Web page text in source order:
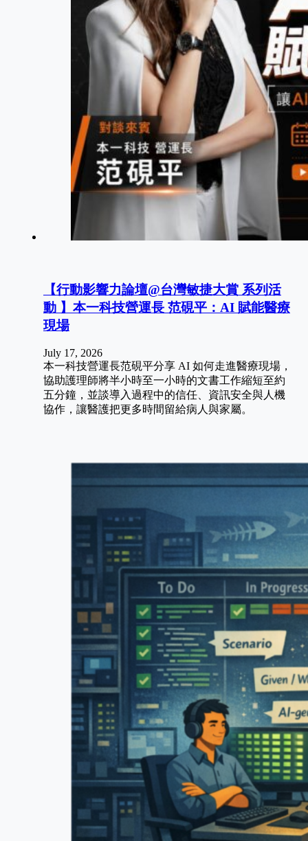
【行動影響力論壇@台灣敏捷大賞 系列活
動 】本一科技營運長 范硯平：AI 賦能醫療
現場
July 17, 2026
本一科技營運長范硯平分享 AI 如何走進醫療現場，
協助護理師將半小時至一小時的文書工作縮短至約
五分鐘，並談導入過程中的信任、資訊安全與人機
協作，讓醫護把更多時間留給病人與家屬。